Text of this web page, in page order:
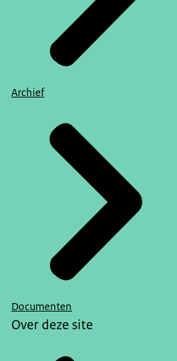
Archief
Documenten
Over deze site